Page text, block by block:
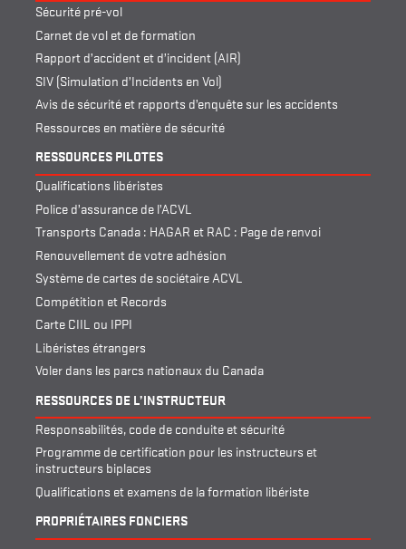
Sécurité pré-vol
Carnet de vol et de formation
Rapport d’accident et d’incident (AIR)
SIV (Simulation d’Incidents en Vol)
Avis de sécurité et rapports d’enquête sur les accidents
Ressources en matière de sécurité
RESSOURCES PILOTES
Qualifications libéristes
Police d’assurance de l’ACVL
Transports Canada : HAGAR et RAC : Page de renvoi
Renouvellement de votre adhésion
Système de cartes de sociétaire ACVL
Compétition et Records
Carte CIIL ou IPPI
Libéristes étrangers
Voler dans les parcs nationaux du Canada
RESSOURCES DE L’INSTRUCTEUR
Responsabilités, code de conduite et sécurité
Programme de certification pour les instructeurs et
instructeurs biplaces
Qualifications et examens de la formation libériste
PROPRIÉTAIRES FONCIERS